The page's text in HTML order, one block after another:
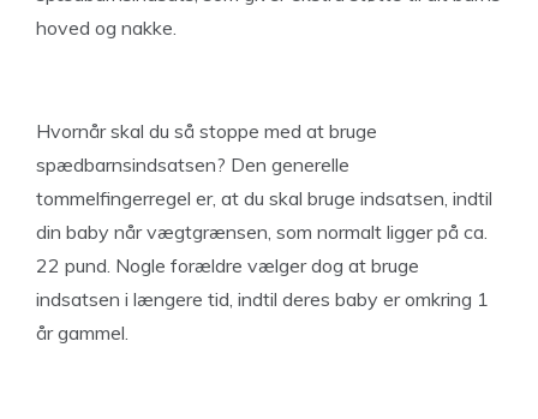
hoved og nakke.
Hvornår skal du så stoppe med at bruge
spædbarnsindsatsen? Den generelle
tommelfingerregel er, at du skal bruge indsatsen, indtil
din baby når vægtgrænsen, som normalt ligger på ca.
22 pund. Nogle forældre vælger dog at bruge
indsatsen i længere tid, indtil deres baby er omkring 1
år gammel.